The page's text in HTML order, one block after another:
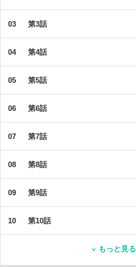
第3話
第4話
第5話
第6話
第7話
第8話
第9話
第10話
もっと見る